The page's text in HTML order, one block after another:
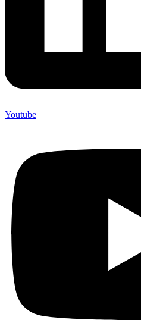
Youtube